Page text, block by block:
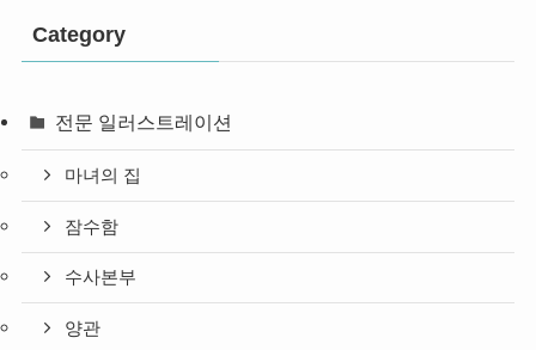
Category
전문 일러스트레이션
마녀의 집
잠수함
수사본부
양관